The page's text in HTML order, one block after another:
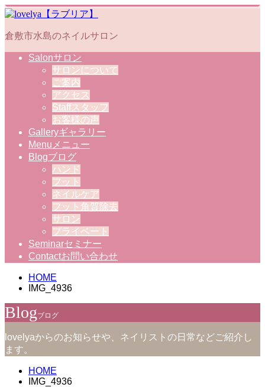
倉敷市水島のネイルサロン
Salonサロン
サロンについて
ご案内
アクセス
Staffスタッフ
お客様の声
Galleryギャラリー
Menu メニュー
Blogブログ
ハンド
フット
ネイルケア
フット角質除去
サロン
プライベート
Seminarセミナー
Contactお問い合わせ
HOME
IMG_4936
Blogブログ
lovelyaからのお知らせや、ネイリストの日常などご紹介し
ます。
HOME
IMG_4936